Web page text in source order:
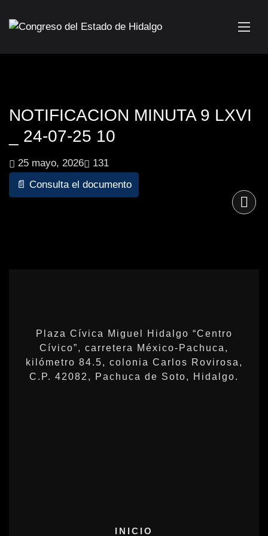
NOTIFICACION MINUTA 9 LXVI
_ 24-07-25 10
25 mayo, 2026
131
📄 Consulta el documento
Plaza Cívica Miguel Hidalgo “Centro
Cívico”, carretera México-Pachuca,
kilómetro 84.5, colonia Carlos Rovirosa,
C.P. 42082, Pachuca de Soto, Hidalgo.
INICIO